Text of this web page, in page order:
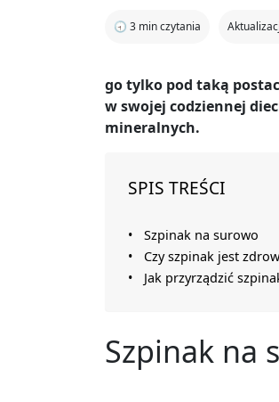
🕣 3 min czytania
go tylko pod taką
w swojej codziennej
mineralnych.
SPIS TREŚCI
Szpinak na surowo
Czy szpinak jest
Jak przyrządzić
Szpinak na